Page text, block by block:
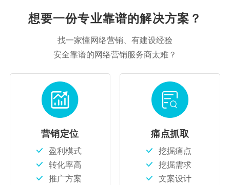
想要一份专业靠谱的解决方案？
找一家懂网络营销、有建设经验
安全靠谱的网络营销服务商太难？
营销定位
盈利模式
转化率高
推广方案
痛点抓取
挖掘痛点
挖掘需求
文案设计